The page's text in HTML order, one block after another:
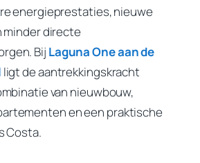
energieprestaties, nieuwe
directe
Bij Laguna One aan de
ligt de aantrekkingskracht
van nieuwbouw,
en een praktische
Costa.